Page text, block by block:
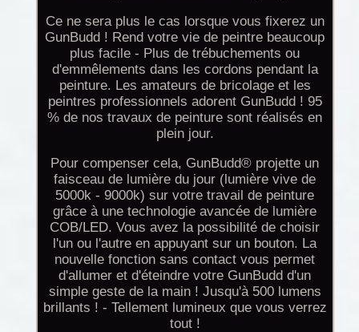
Ce ne sera plus le cas lorsque vous fixerez un
GunBudd ! Rend votre vie de peintre beaucoup
plus facile - Plus de trébuchements ou
d'emmêlements dans les cordons pendant la
peinture. Les amateurs de bricolage et les
peintres professionnels adorent GunBudd ! 95
% de nos travaux de peinture sont réalisés en
plein jour.
Pour compenser cela, GunBudd® projette un
faisceau de lumière du jour (lumière vive de
5000k - 9000k) sur votre travail de peinture
grâce à une technologie avancée de lumière
COB/LED. Vous avez la possibilité de choisir
l'un ou l'autre en appuyant sur un bouton. La
nouvelle fonction sans contact vous permet
d'allumer et d'éteindre votre GunBudd d'un
simple geste de la main ! Jusqu'à 500 lumens
brillants ! - Tellement lumineux que vous verrez
tout !